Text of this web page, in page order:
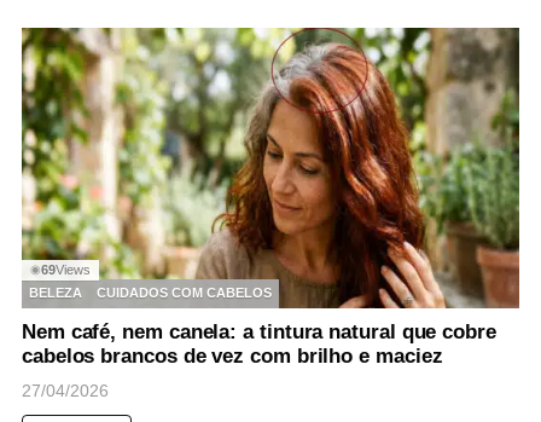
◉69Views
BELEZA
CUIDADOS COM CABELOS
Nem café, nem canela: a tintura natural que cobre
cabelos brancos de vez com brilho e maciez
27/04/2026